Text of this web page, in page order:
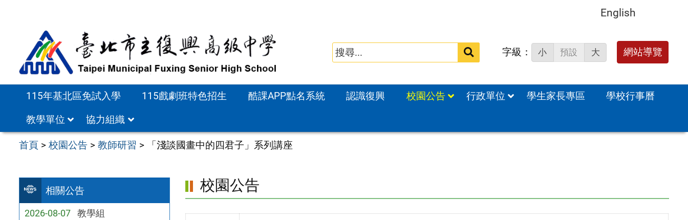
English
搜
字級： 小 預設 大 網站導覽
115年基北區免試入學 115戲劇班特色招生 酷課APP點名系統 認識復興 校園公告 行政單位 學生家長專區
學校行事曆
教學單位
協力組織
首頁 >校園公告 >教師研習 > 「淺談國畫中的四君子」系列講座
相關公告
2026-08-07 教學組
校園公告